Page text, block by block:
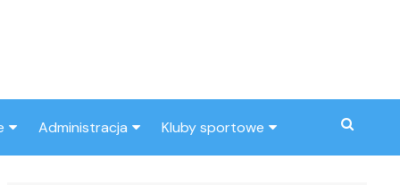
Administracja Kluby sportowe